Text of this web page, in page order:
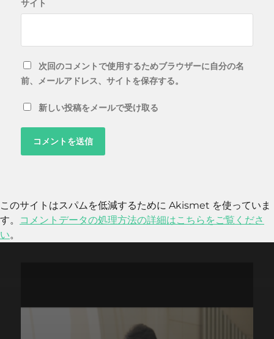
サイト
次回のコメントで使用するためブラウザーに自分の名
前、メールアドレス、サイトを保存する。
新しい投稿をメールで受け取る
このサイトはスパムを低減するために Akismet を使っていま
す。
コメントデータの処理方法の詳細はこちらをご覧くださ
い。